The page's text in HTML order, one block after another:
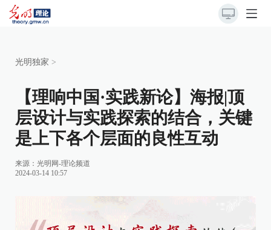
光明独家 >
【理响中国·实践新论】海报|顶
层设计与实践探索的结合，关键
是上下各个层面的良性互动
来源： 光明网-理论频道
2024-03-14 10:57